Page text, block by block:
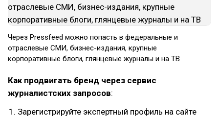
Через Pressfeed можно попасть в федеральные и
отраслевые СМИ, бизнес-издания, крупные
корпоративные блоги, глянцевые журналы и на ТВ
Как продвигать бренд через сервис
журналистских запросов:
Зарегистрируйте экспертный профиль на сайте